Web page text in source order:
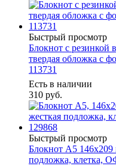
Быстрый просмотр
Блокнот с резинкой
твердая обложка с
113731
Есть в наличии
310 руб.
Быстрый просмотр
Блокнот А5 146х209
подложка, клетка,